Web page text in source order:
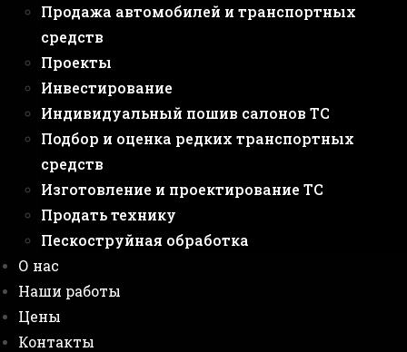
Продажа автомобилей и транспортных
средств
Проекты
Инвестирование
Индивидуальный пошив салонов ТС
Подбор и оценка редких транспортных
средств
Изготовление и проектирование ТС
Продать технику
Пескоструйная обработка
О нас
Наши работы
Цены
Контакты